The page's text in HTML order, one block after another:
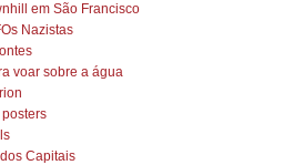
em São Francisco
Nazistas
voar sobre a água
Capitais